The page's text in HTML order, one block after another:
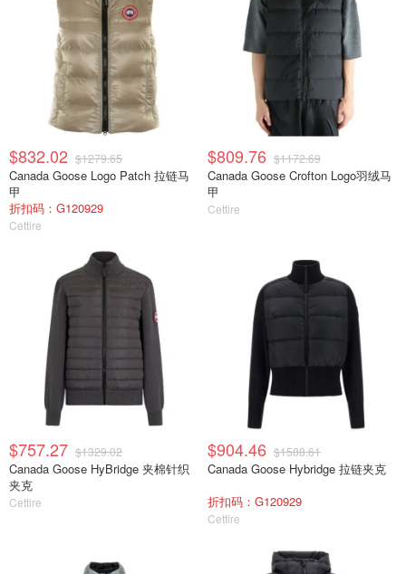
$832.02 $1279.65
Canada Goose Logo Patch 拉链马
甲
折扣码：G120929
Cettire
$809.76 $1172.69
Canada Goose Crofton Logo羽绒马
甲
Cettire
$757.27 $1329.02
Canada Goose HyBridge 夹棉针织
夹克
Cettire
$904.46 $1588.61
Canada Goose Hybridge 拉链夹克
折扣码：G120929
Cettire